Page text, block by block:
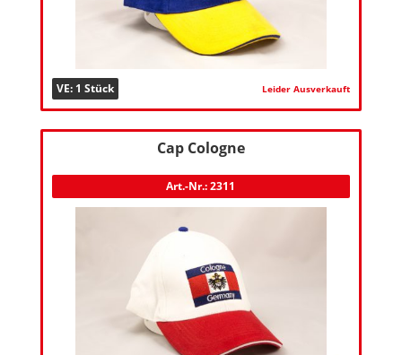
VE: 1 Stück Leider Ausverkauft
Cap Cologne
Art.-Nr.: 2311